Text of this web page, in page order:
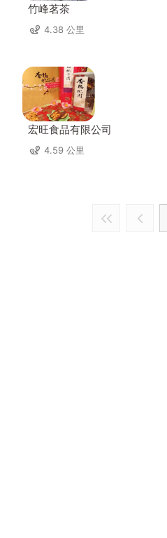
竹峰茗茶
4.38 公里
宏旺食品有限公司
4.59 公里